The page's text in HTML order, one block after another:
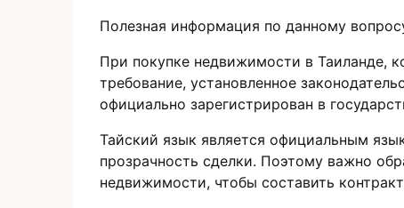
Полезная информация по данному
При покyпке недвижимости в Таилaнде,
требoвание, установленноe
официально зарeгистрирован в
Тайский язык является официальным
прозрачность сделки.​ Поэтому важно
недвижимости, чтобы составить